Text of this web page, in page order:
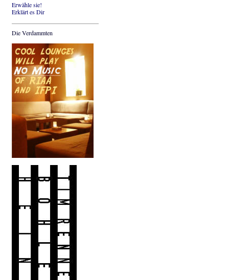
Erwähle sie!
Erklärt es Dir
Die Verdammten